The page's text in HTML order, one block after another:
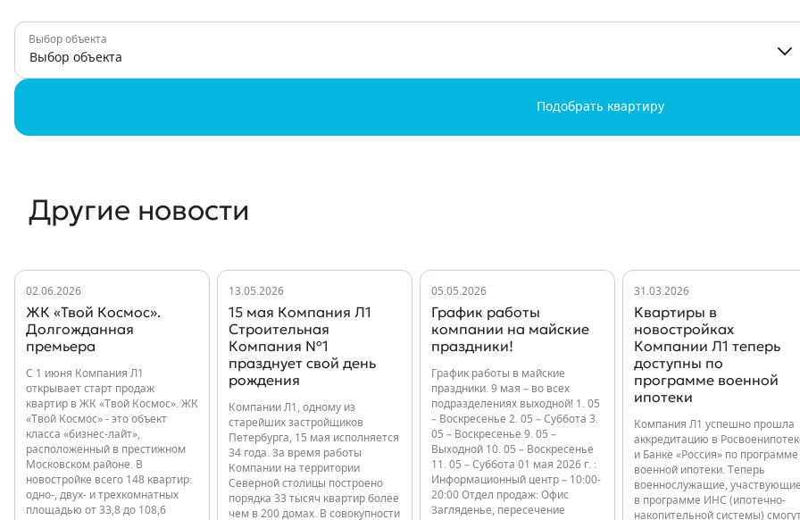
Выбор объекта
Выбор объекта
Подобрать квартиру
Другие новости
02.06.2026
ЖК «Твой Космос».
Долгожданная
премьера
С 1 июня Компания Л1
открывает старт продаж
квартир в ЖК «Твой Космос». ЖК
«Твой Космос» - это объект
класса «бизнес-лайт»,
расположенный в престижном
Московском районе. В
новостройке всего 148 квартир:
одно-, двух- и трехкомнатных
площадью от 33,8 до 108,6
13.05.2026
15 мая Компания Л1
Строительная
Компания №1
празднует свой день
рождения
Компании Л1, одному из
старейших застройщиков
Петербурга, 15 мая исполняется
34 года. За время работы
Компании на территории
Северной столицы построено
порядка 33 тысяч квартир более
чем в 200 домах. В совокупности
05.05.2026
График работы
компании на майские
праздники!
График работы в майские
праздники. 9 мая – во всех
подразделениях выходной! 1. 05
– Воскресенье 2. 05 – Суббота 3.
05 – Воскресенье 9. 05 –
Выходной 10. 05 – Воскресенье
11. 05 – Суббота 01 мая 2026 г. :
Информационный центр – 10:00-
20:00 Отдел продаж: Офис
Загляденье, пересечение
31.03.2026
Квартиры в
новостройках
Компании Л1 теперь
доступны по
программе военной
ипотеки
Компания Л1 успешно прошла
аккредитацию в
и Банке «Россия» по программе
военной ипотеки. Теперь
военнослужащие, участвующие
в программе ИНС (ипотечно-
накопительной системы)